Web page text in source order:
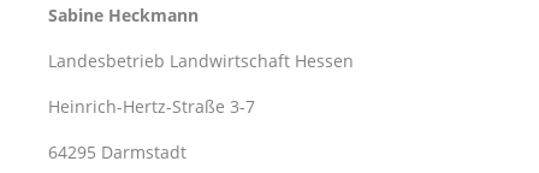
Sabine Heckmann
Landesbetrieb Landwirtschaft Hessen
Heinrich-Hertz-Straße 3-7
64295 Darmstadt